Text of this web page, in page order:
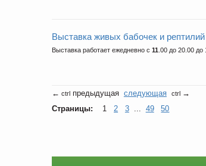
Выставка живых бабочек и
Выставка работает ежедневно с 11 .00 до 20.00
← ctrl предыдущая следующая ctrl →
Страницы:
1 2 3 49 50